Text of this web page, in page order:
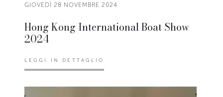
GIOVEDÌ 28 NOVEMBRE 2024
Hong Kong International Boat Show
2024
LEGGI IN DETTAGLIO